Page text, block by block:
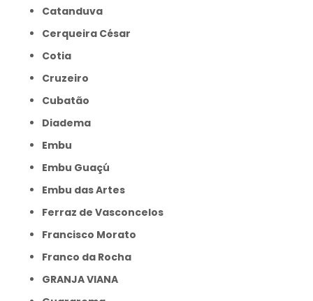
Catanduva
Cerqueira César
Cotia
Cruzeiro
Cubatão
Diadema
Embu
Embu Guaçú
Embu das Artes
Ferraz de Vasconcelos
Francisco Morato
Franco da Rocha
GRANJA VIANA